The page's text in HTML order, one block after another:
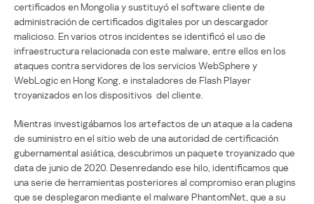
certificados en Mongolia y sustituyó el software cliente de
administración de certificados digitales por un descargador
malicioso. En varios otros incidentes se identificó el uso de
infraestructura relacionada con este malware, entre ellos en los
ataques contra servidores de los servicios WebSphere y
WebLogic en Hong Kong, e instaladores de Flash Player
troyanizados en los dispositivos del cliente.
Mientras investigábamos los artefactos de un ataque a la cadena
de suministro en el sitio web de una autoridad de certificación
gubernamental asiática, descubrimos un paquete troyanizado que
data de junio de 2020. Desenredando ese hilo, identificamos que
una serie de herramientas posteriores al compromiso eran plugins
que se desplegaron mediante el malware PhantomNet, que a su